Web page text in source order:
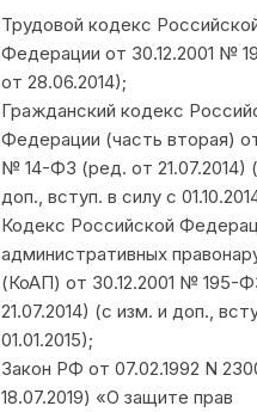
Трудовой кодекс
Федерации от 30.12.2001 №
от 28.06.2014);
Гражданский кодекс
Федерации (часть вторая)
№ 14-ФЗ (ред. от 21.07.2014)
доп., вступ. в силу с
Кодекс Российской
административных
(КоАП) от 30.12.2001 № 195-
21.07.2014) (с изм. и доп.,
01.01.2015);
Закон РФ от 07.02.1992 N
18.07.2019) «О защите прав